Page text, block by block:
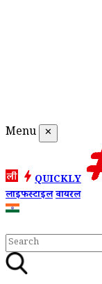
Menu ✕
QUICKLY
लाइफस्टाइलवायरल